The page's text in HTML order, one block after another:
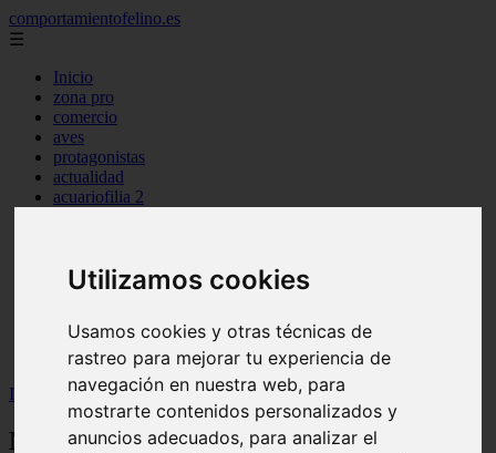
Utilizamos cookies
Usamos cookies y otras técnicas de
rastreo para mejorar tu experiencia de
navegación en nuestra web, para
mostrarte contenidos personalizados y
anuncios adecuados, para analizar el
comportamientofelino.es
☰
Inicio
zona pro
comercio
aves
protagonistas
actualidad
acuariofilia 2
nombres para gatos
novedades
uncategorized
zona pro
Inicio
gatos2 >Nombres de Perros Machos para Golden
Nombres de Perros Machos para Golden